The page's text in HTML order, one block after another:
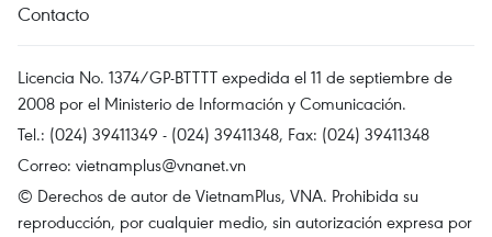
Contacto
Licencia No. 1374/GP-BTTTT expedida el 11 de septiembre de
2008 por el Ministerio de Información y Comunicación.
Tel.: (024) 39411349 - (024) 39411348, Fax: (024) 39411348
Correo: vietnamplus@vnanet.vn
© Derechos de autor de VietnamPlus, VNA. Prohibida su
reproducción, por cualquier medio, sin autorización expresa por